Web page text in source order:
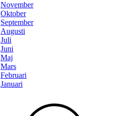
November
Oktober
September
Augusti
Juli
Juni
Maj
Mars
Februari
Januari